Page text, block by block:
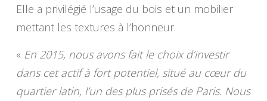
Elle a privilégié l’usage du bois et un mobilier
mettant les textures à l’honneur.
« En 2015, nous avons fait le choix d’investir
dans cet actif à fort potentiel, situé au cœur du
quartier latin, l’un des plus prisés de Paris. Nous